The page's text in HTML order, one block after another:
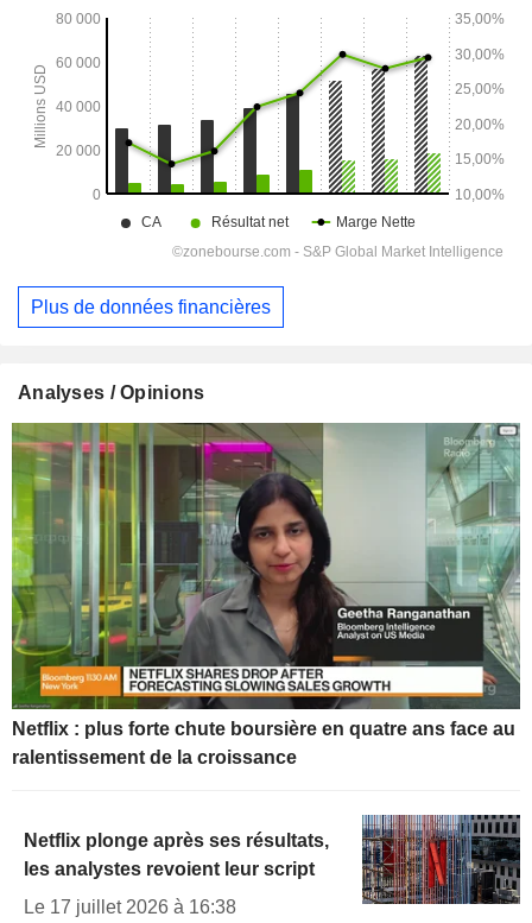
Plus de données financières
Analyses / Opinions
Netflix : plus forte chute boursière en quatre ans face au
ralentissement de la croissance
Netflix plonge après ses résultats,
les analystes revoient leur script
Le 17 juillet 2026 à 16:38